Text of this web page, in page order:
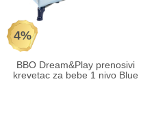
4%
BBO Dream&Play prenosivi
krevetac za bebe 1 nivo Blue